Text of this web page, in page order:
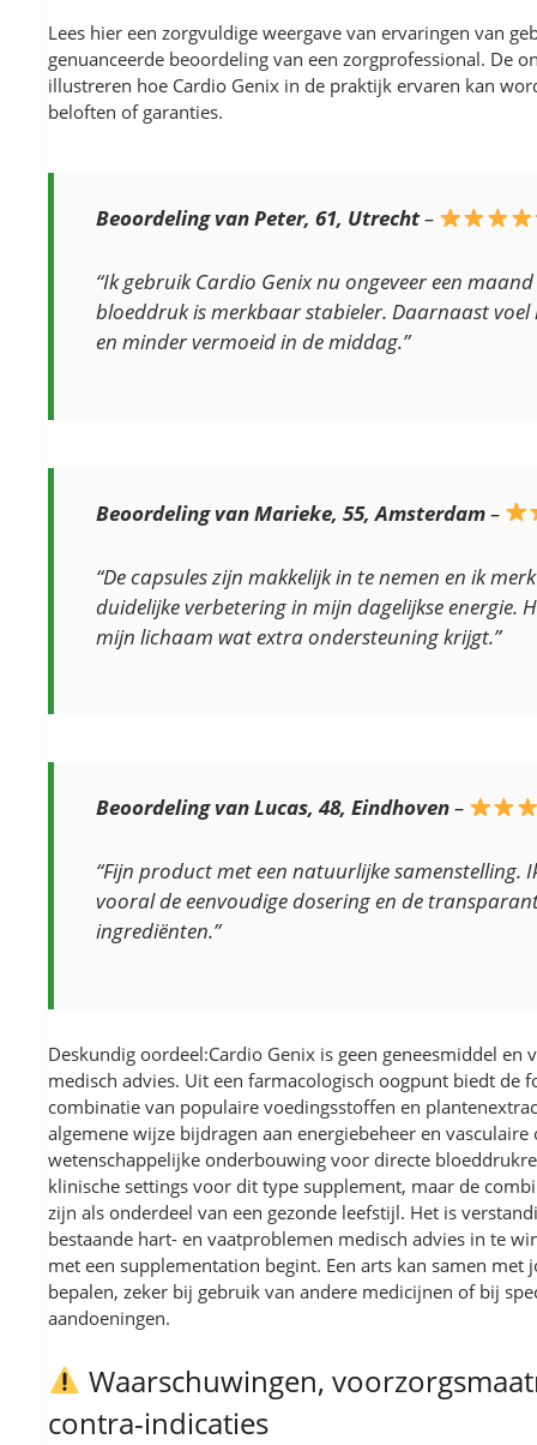
Lees hier een zorgvuldige weergave van ervaringen van
genuanceerde beoordeling van een zorgprofessional. De
illustreren hoe Cardio Genix in de praktijk ervaren kan
beloften of garanties.
Beoordeling van Peter, 61, Utrecht–
“Ik gebruik Cardio Genix nu ongeveer een
bloeddruk is merkbaar stabieler. Daarnaast
en minder vermoeid in de middag.”
Beoordeling van Marieke, 55, Amsterdam–
“De capsules zijn makkelijk in te nemen en ik
duidelijke verbetering in mijn dagelijkse energie.
mijn lichaam wat extra ondersteuning krijgt.”
Beoordeling van Lucas, 48, Eindhoven–
“Fijn product met een natuurlijke samenstelling.
vooral de eenvoudige dosering en de
ingrediënten.”
Deskundig oordeel:Cardio Genix is geen geneesmiddel en
medisch advies. Uit een farmacologisch oogpunt biedt de
combinatie van populaire voedingsstoffen en
algemene wijze bijdragen aan energiebeheer en
wetenschappelijke onderbouwing voor directe
klinische settings voor dit type supplement, maar de
zijn als onderdeel van een gezonde leefstijl. Het is
bestaande hart- en vaatproblemen medisch advies in te
met een supplementation begint. Een arts kan samen met
bepalen, zeker bij gebruik van andere medicijnen of bij
aandoeningen.
Waarschuwingen,
contra-indicaties